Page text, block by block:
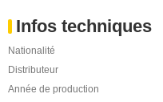
Infos techniques
Nationalité
Distributeur
Année de production